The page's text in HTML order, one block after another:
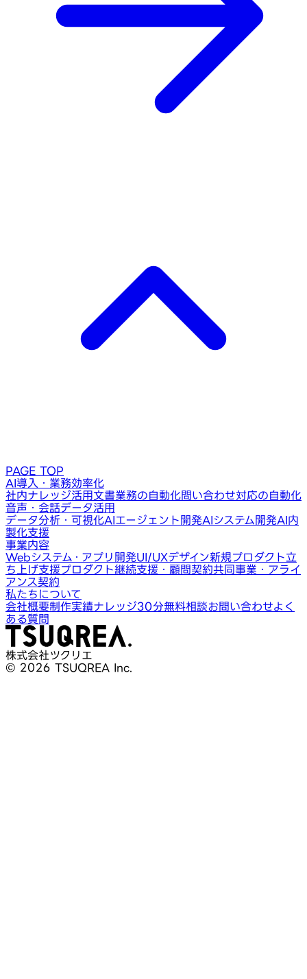
PAGE TOP
AI導入・業務効率化
社内ナレッジ活用文書業務の自動化問い合わせ対応の自動化
音声・会話データ活用
データ分析・可視化AIエージェント開発AIシステム開発AI内
製化支援
事業内容
Webシステム・アプリ開発UI/UXデザイン新規プロダクト立
ち上げ支援プロダクト継続支援・顧問契約共同事業・アライ
アンス契約
私たちについて
会社概要制作実績ナレッジ30分無料相談お問い合わせよく
ある質問
株式会社ツクリエ
© 2026 TSUQREA Inc.